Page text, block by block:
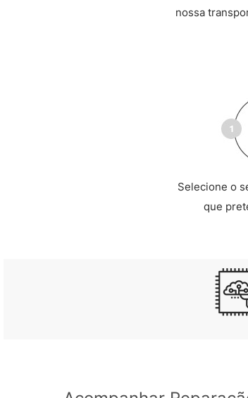
nossa
Selecione o
que